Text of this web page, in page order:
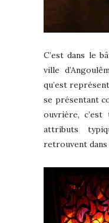
C’est dans le
ville
qu’est
se présentant
ouvrière,
attributs
retrouvent dans